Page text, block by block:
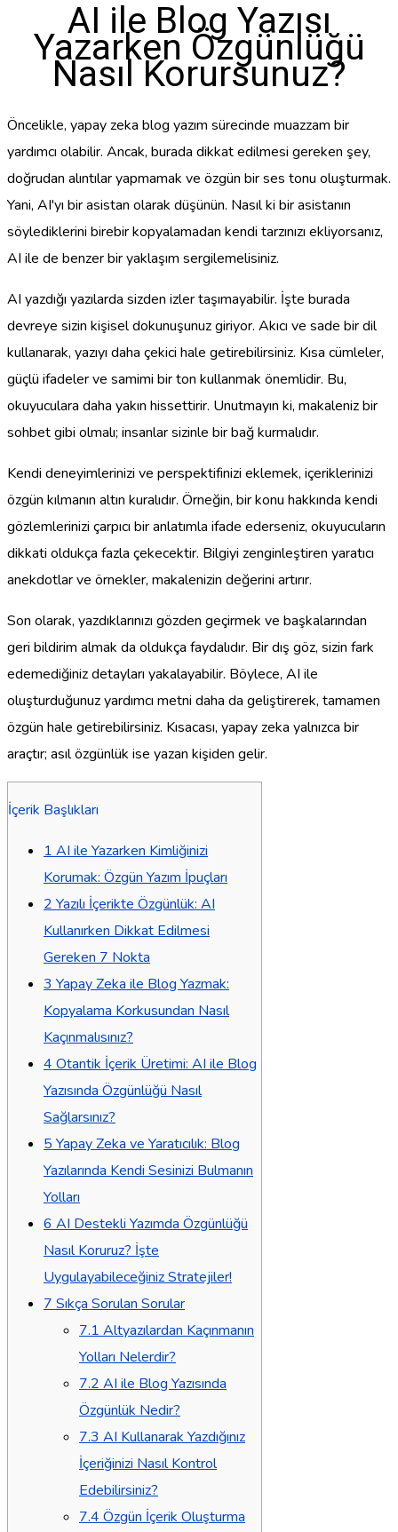
AI ile Blog Yazısı
Yazarken Özgünlüğü
Nasıl Korursunuz?
Öncelikle, yapay zeka blog yazım sürecinde muazzam bir
yardımcı olabilir. Ancak, burada dikkat edilmesi gereken şey,
doğrudan alıntılar yapmamak ve özgün bir ses tonu oluşturmak.
Yani, AI'yı bir asistan olarak düşünün. Nasıl ki bir asistanın
söylediklerini birebir kopyalamadan kendi tarzınızı ekliyorsanız,
AI ile de benzer bir yaklaşım sergilemelisiniz.
AI yazdığı yazılarda sizden izler taşımayabilir. İşte burada
devreye sizin kişisel dokunuşunuz giriyor. Akıcı ve sade bir dil
kullanarak, yazıyı daha çekici hale getirebilirsiniz. Kısa cümleler,
güçlü ifadeler ve samimi bir ton kullanmak önemlidir. Bu,
okuyuculara daha yakın hissettirir. Unutmayın ki, makaleniz bir
sohbet gibi olmalı; insanlar sizinle bir bağ kurmalıdır.
Kendi deneyimlerinizi ve perspektifinizi eklemek, içeriklerinizi
özgün kılmanın altın kuralıdır. Örneğin, bir konu hakkında kendi
gözlemlerinizi çarpıcı bir anlatımla ifade ederseniz, okuyucuların
dikkati oldukça fazla çekecektir. Bilgiyi zenginleştiren yaratıcı
anekdotlar ve örnekler, makalenizin değerini artırır.
Son olarak, yazdıklarınızı gözden geçirmek ve başkalarından
geri bildirim almak da oldukça faydalıdır. Bir dış göz, sizin fark
edemediğiniz detayları yakalayabilir. Böylece, AI ile
oluşturduğunuz yardımcı metni daha da geliştirerek, tamamen
özgün hale getirebilirsiniz. Kısacası, yapay zeka yalnızca bir
araçtır; asıl özgünlük ise yazan kişiden gelir.
İçerik Başlıkları
1 AI ile Yazarken Kimliğinizi
Korumak: Özgün Yazım İpuçları
2 Yazılı İçerikte Özgünlük: AI
Kullanırken Dikkat Edilmesi
Gereken 7 Nokta
3 Yapay Zeka ile Blog Yazmak:
Kopyalama Korkusundan Nasıl
Kaçınmalısınız?
4 Otantik İçerik Üretimi: AI ile Blog
Yazısında Özgünlüğü Nasıl
Sağlarsınız?
5 Yapay Zeka ve Yaratıcılık: Blog
Yazılarında Kendi Sesinizi Bulmanın
Yolları
6 AI Destekli Yazımda Özgünlüğü
Nasıl Koruruz? İşte
Uygulayabileceğiniz Stratejiler!
7 Sıkça Sorulan Sorular
7.1 Altyazılardan Kaçınmanın
Yolları Nelerdir?
7.2 AI ile Blog Yazısında
Özgünlük Nedir?
7.3 AI Kullanarak Yazdığınız
İçeriğinizi Nasıl Kontrol
Edebilirsiniz?
7.4 Özgün İçerik Oluşturma